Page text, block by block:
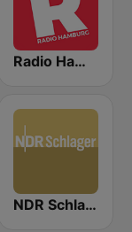
Radio Hamburg
NDR Schlager